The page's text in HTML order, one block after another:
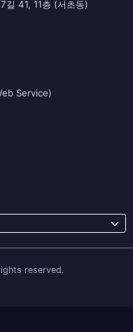
길 41, 11층 (서초동)
Service)
reserved.